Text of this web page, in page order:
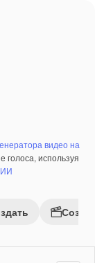
видео на
голоса, используя
ИИ